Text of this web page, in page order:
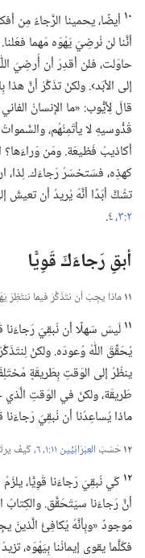
١٠ أيضًا،‏ يحمينا الرَّجاءُ مِن
أنَّنا لن نُرضِيَ يَهْوَه مَهما
حاوَلت،‏ فلن أقدِرَ أن أُرضِيَ
إلى الأبَد›.‏ ولكنْ تذَكَّرْ أنَّ هذا
قالَ لِأيُّوب:‏ «ما الإنسانُ
قُدُّوسيهِ لا يأتَمِنُهُم،‏
أكاذيبُ فَظيعَة.‏ ومَن
كهذِه،‏ فسَتخسَرُ رَجاءَك.‏ لِذا،‏
تشُكَّ أبَدًا أنَّهُ يُريدُ أن تعيشَ
٢:‏٣،‏ ٤
‏.‏
أبقِ رَجاءَكَ قَوِيًّا
١١ماذا يجِبُ أن نتَذَكَّرَ فيما ننتَظِرُ
١١ لَيسَ سَهلًا أن نُبقِيَ رَجاءَنا
يُحَقِّقَ اللّٰهُ وُعودَه.‏ ولكنْ
ينظُرُ إلى الوَقتِ بِطَريقَةٍ
طَريقَة،‏ ولكنْ في الوَقتِ
ماذا يُساعِدُنا أن نُبقِيَ
١٢حَسَبَالعِبْرَانِيِّين ١١:‏١،‏
‏،‏ كَيفَ
١٢ كَي نُبقِيَ رَجاءَنا قَوِيًّا،‏
أنَّ رَجاءَنا سيَتَحَقَّق.‏ والكِتابُ
مَوجودٌ «وبِأنَّهُ يُكافِئُ الَّذينَ
فكُلَّما يقوى إيمانُنا بِيَهْوَه،‏